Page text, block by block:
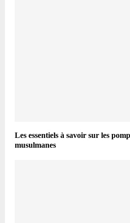
Les essentiels à savoir sur les
musulmanes